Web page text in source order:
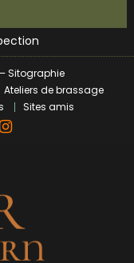
à Marseille
brassicole
bouchée de pain ?
Sitographie
Ateliers de brassage
Sites amis